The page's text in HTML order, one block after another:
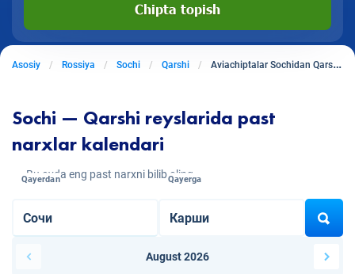
Chipta topish
Asosiy Rossiya Sochi Qarshi Aviachiptalar Sochidan Qarshiga
Sochi — Qarshi reyslarida past
narxlar kalendari
Bu oyda eng past narxni bilib oling
Qayerdan Qayerga
August 2026